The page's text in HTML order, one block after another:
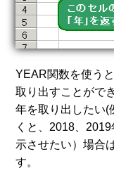
YEAR関数を使う
取り出すことがで
年を取り出したい(
くと、2018、
示させたい）場合
す。